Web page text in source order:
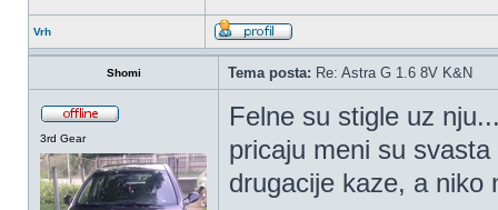
Vrh
Shomi Tema posta: Re: Astra G 1.6 8V K&N
3rd Gear
Felne su stigle uz
pricaju meni su
drugacije kaze, a